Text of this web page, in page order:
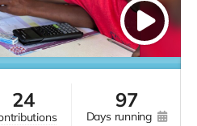
24 97
days running